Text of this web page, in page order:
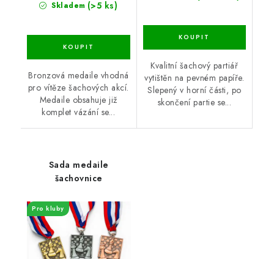
Skladem (>5 ks)
Bronzová medaile vhodná
pro vítěze šachových akcí.
Medaile obsahuje již
komplet vázání se...
Kvalitní šachový partiář
vytištěn na pevném papíře.
Slepený v horní části, po
skončení partie se...
Sada medaile
šachovnice
Pro kluby